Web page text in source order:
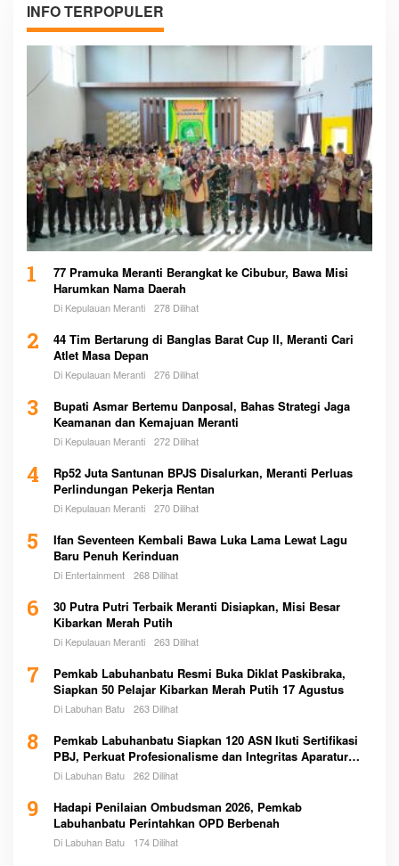
INFO TERPOPULER
1
77 Pramuka Meranti Berangkat ke Cibubur, Bawa Misi
Harumkan Nama Daerah
Di Kepulauan Meranti 278 Dilihat
2
44 Tim Bertarung di Banglas Barat Cup II, Meranti Cari
Atlet Masa Depan
Di Kepulauan Meranti 276 Dilihat
3
Bupati Asmar Bertemu Danposal, Bahas Strategi Jaga
Keamanan dan Kemajuan Meranti
Di Kepulauan Meranti 272 Dilihat
4
Rp52 Juta Santunan BPJS Disalurkan, Meranti Perluas
Perlindungan Pekerja Rentan
Di Kepulauan Meranti 270 Dilihat
5
Ifan Seventeen Kembali Bawa Luka Lama Lewat Lagu
Baru Penuh Kerinduan
Di Entertainment 268 Dilihat
6
30 Putra Putri Terbaik Meranti Disiapkan, Misi Besar
Kibarkan Merah Putih
Di Kepulauan Meranti 263 Dilihat
7
Pemkab Labuhanbatu Resmi Buka Diklat Paskibraka,
Siapkan 50 Pelajar Kibarkan Merah Putih 17 Agustus
Di Labuhan Batu 263 Dilihat
8
Pemkab Labuhanbatu Siapkan 120 ASN Ikuti Sertifikasi
PBJ, Perkuat Profesionalisme dan Integritas Aparatur
Pemerintah
Di Labuhan Batu 262 Dilihat
9
Hadapi Penilaian Ombudsman 2026, Pemkab
Labuhanbatu Perintahkan OPD Berbenah
Di Labuhan Batu 174 Dilihat